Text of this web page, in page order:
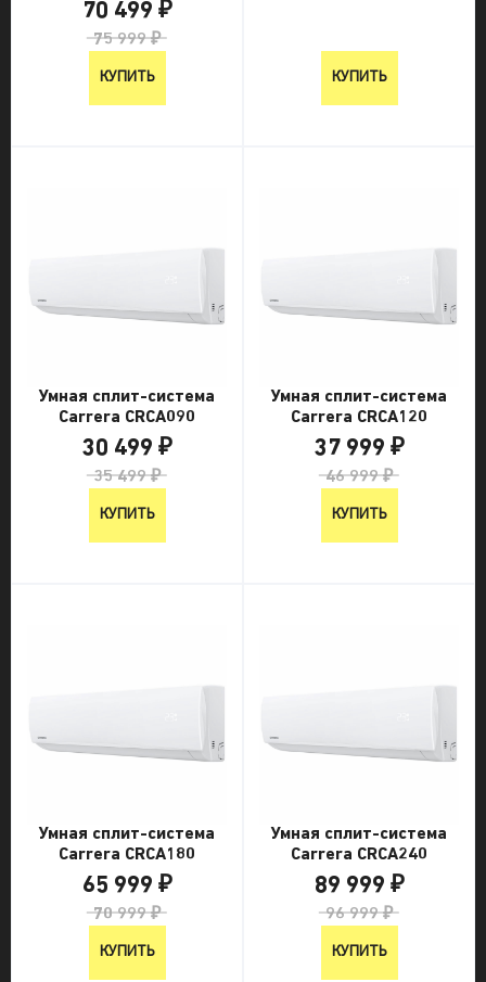
70 499 ₽
75 999 ₽
КУПИТЬ КУПИТЬ
Умная сплит-система
Carrera CRCA090
30 499 ₽
35 499 ₽
КУПИТЬ
Умная сплит-система
Carrera CRCA120
37 999 ₽
46 999 ₽
КУПИТЬ
Умная сплит-система
Carrera CRCA180
65 999 ₽
70 999 ₽
КУПИТЬ
Умная сплит-система
Carrera CRCA240
89 999 ₽
96 999 ₽
КУПИТЬ